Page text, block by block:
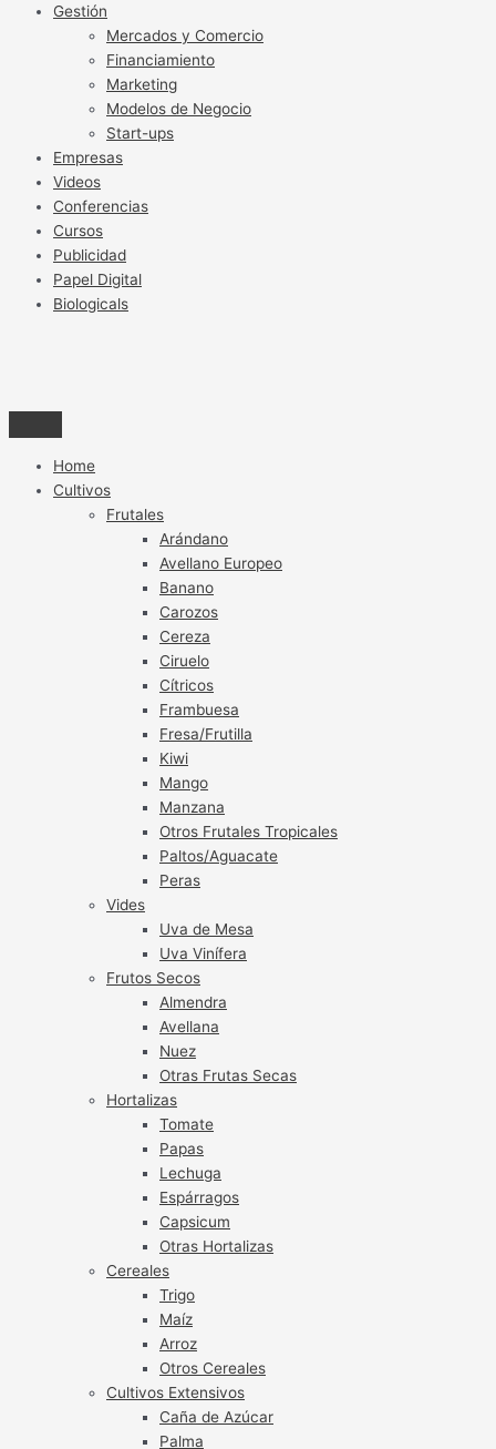
Gestión
Mercados y Comercio
Financiamiento
Marketing
Modelos de Negocio
Start-ups
Empresas
Videos
Conferencias
Cursos
Publicidad
Papel Digital
Biologicals
Home
Cultivos
Frutales
Arándano
Avellano Europeo
Banano
Carozos
Cereza
Ciruelo
Cítricos
Frambuesa
Fresa/Frutilla
Kiwi
Mango
Manzana
Otros Frutales Tropicales
Paltos/Aguacate
Peras
Vides
Uva de Mesa
Uva Vinífera
Frutos Secos
Almendra
Avellana
Nuez
Otras Frutas Secas
Hortalizas
Tomate
Papas
Lechuga
Espárragos
Capsicum
Otras Hortalizas
Cereales
Trigo
Maíz
Arroz
Otros Cereales
Cultivos Extensivos
Caña de Azúcar
Palma